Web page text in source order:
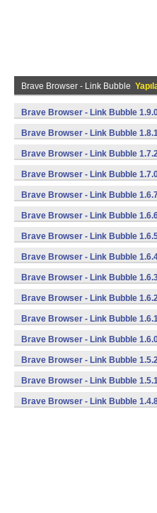
Brave Browser - Link Bubble
Brave Browser - Link Bubble
v8a,armeabi,armeabi-
Brave Browser - Link Bubble
v8a,armeabi,armeabi-
Brave Browser - Link Bubble
Brave Browser - Link Bubble
Brave Browser - Link Bubble
Brave Browser - Link Bubble
Brave Browser - Link Bubble
Brave Browser - Link Bubble
Brave Browser - Link Bubble
Brave Browser - Link Bubble
Brave Browser - Link Bubble
Brave Browser - Link Bubble
Brave Browser - Link Bubble
Brave Browser - Link Bubble
Brave Browser - Link Bubble